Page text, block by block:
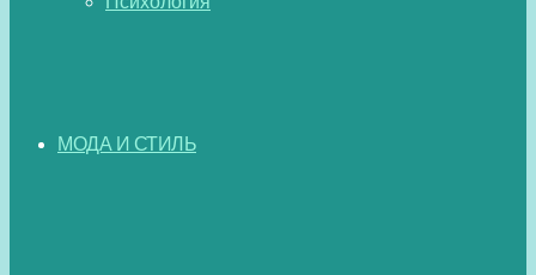
МОДА И СТИЛЬ